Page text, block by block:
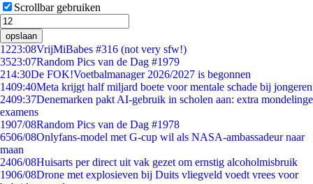
Scrollbar gebruiken
opslaan
1223:08VrijMiBabes #316 (not very sfw!)
3523:07Random Pics van de Dag #1979
214:30De FOK!Voetbalmanager 2026/2027 is begonnen
1409:40Meta krijgt half miljard boete voor mentale schade bij jongeren
2409:37Denemarken pakt AI-gebruik in scholen aan: extra mondelinge
examens
1907/08Random Pics van de Dag #1978
6506/08Onlyfans-model met G-cup wil als NASA-ambassadeur naar
maan
2406/08Huisarts per direct uit vak gezet om ernstig alcoholmisbruik
1906/08Drone met explosieven bij Duits vliegveld voedt vrees voor